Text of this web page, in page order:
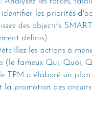
les priorités
des objectifs
définis).
les actions à
(le fameux Qui, Quoi,
TPM a élaboré un
la promotion des